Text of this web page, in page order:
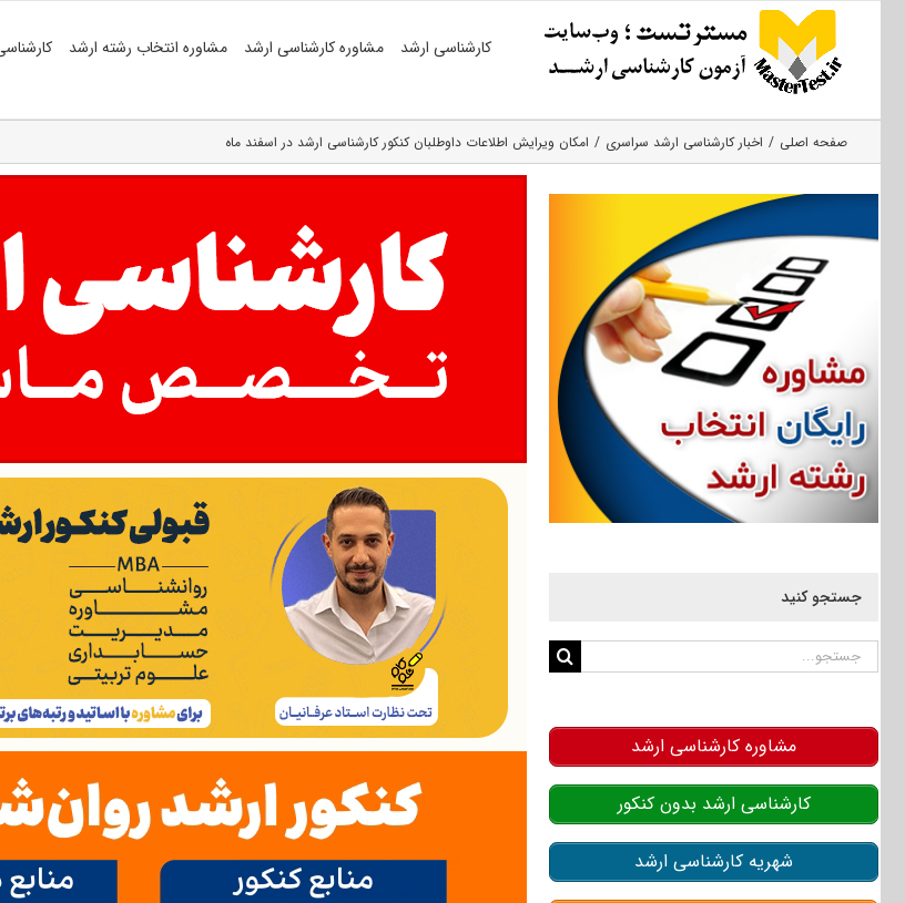
کارشناسی ارشد مشاوره کارشناسی ارشد مشاوره انتخاب رشته ارشد
صفحه اصلی اخبار کارشناسی ارشد سراسری امکان ویرایش اطلاعات داوطلبان کنکور کارشناسی ارشد در اسفند ماه
جستجو کنید
جستجو
مشاوره کارشناسی ارشد
کارشناسی ارشد بدون کنکور
شهریه کارشناسی ارشد